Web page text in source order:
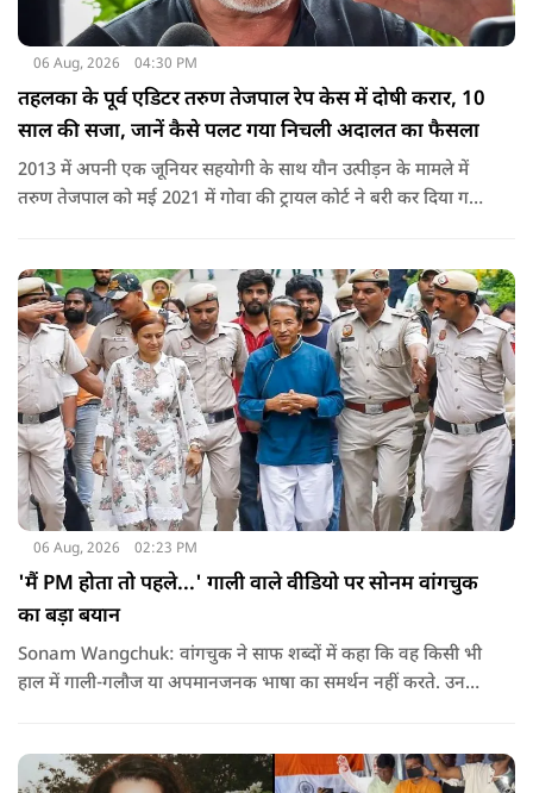
06 Aug, 2026 04:30 PM
तहलका के पूर्व एडिटर तरुण तेजपाल रेप केस में दोषी करार, 10
साल की सजा, जानें कैसे पलट गया निचली अदालत का फैसला
2013 में अपनी एक जूनियर सहयोगी के साथ यौन उत्पीड़न के मामले में
तरुण तेजपाल को मई 2021 में गोवा की ट्रायल कोर्ट ने बरी कर दिया गया
06 Aug, 2026 02:23 PM
'मैं PM होता तो पहले...' गाली वाले वीडियो पर सोनम वांगचुक
का बड़ा बयान
Sonam Wangchuk: वांगचुक ने साफ शब्दों में कहा कि वह किसी भी
हाल में गाली-गलौज या अपमानजनक भाषा का समर्थन नहीं करते. उनका